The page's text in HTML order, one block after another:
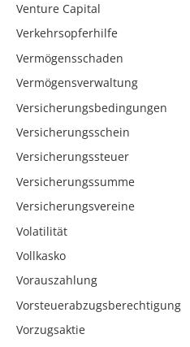
Venture Capital
Verkehrsopferhilfe
Vermögensschaden
Vermögensverwaltung
Versicherungsbedingungen
Versicherungsschein
Versicherungssteuer
Versicherungssumme
Versicherungsvereine
Volatilität
Vollkasko
Vorauszahlung
Vorsteuerabzugsberechtigung
Vorzugsaktie